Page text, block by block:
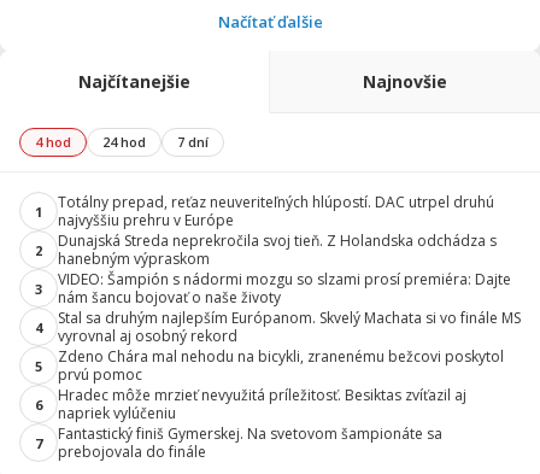
Načítať ďalšie
Najčítanejšie Najnovšie
4 hod 24 hod 7 dní
1
Totálny prepad, reťaz neuveriteľných hlúpostí. DAC utrpel druhú
najvyššiu prehru v Európe
2
Dunajská Streda neprekročila svoj tieň. Z Holandska odchádza s
hanebným výpraskom
3
VIDEO: Šampión s nádormi mozgu so slzami prosí premiéra: Dajte
nám šancu bojovať o naše životy
4
Stal sa druhým najlepším Európanom. Skvelý Machata si vo finále MS
vyrovnal aj osobný rekord
5
Zdeno Chára mal nehodu na bicykli, zranenému bežcovi poskytol
prvú pomoc
6
Hradec môže mrzieť nevyužitá príležitosť. Besiktas zvíťazil aj
napriek vylúčeniu
7
Fantastický finiš Gymerskej. Na svetovom šampionáte sa
prebojovala do finále